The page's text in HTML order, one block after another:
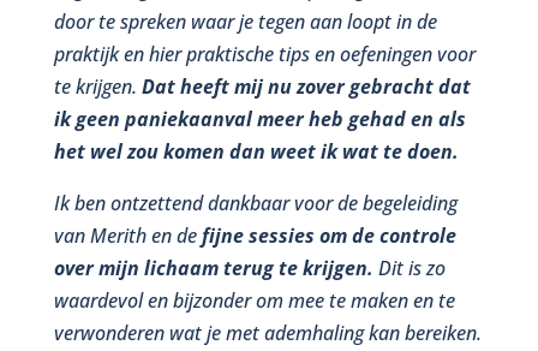
door te spreken waar je tegen aan loopt in de
praktijk en hier praktische tips en oefeningen voor
te krijgen. Dat heeft mij nu zover gebracht dat
ik geen paniekaanval meer heb gehad en als
het wel zou komen dan weet ik wat te doen.
Ik ben ontzettend dankbaar voor de begeleiding
van Merith en defijne sessies om de controle
over mijn lichaam terug te krijgen. Dit is zo
waardevol en bijzonder om mee te maken en te
verwonderen wat je met ademhaling kan bereiken.